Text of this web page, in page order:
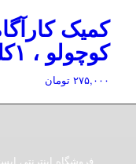
کمیک
کوچولو ، ۱کلمه هم حرف نزن
۲۷۵,۰۰۰ تومان